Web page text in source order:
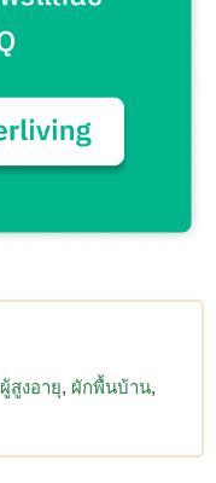
ผู้สูงอายุ ผักพื้นบ้าน